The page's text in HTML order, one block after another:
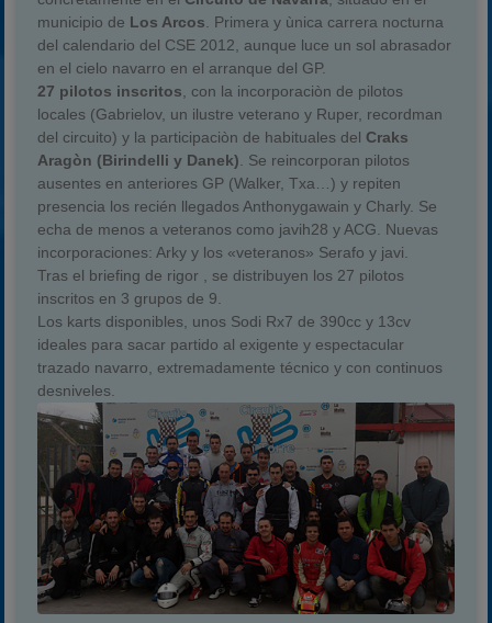
municipio de Los Arcos . Primera y ùnica carrera nocturna
del calendario del CSE 2012, aunque luce un sol abrasador
en el cielo navarro en el arranque del GP.
27 pilotos inscritos , con la incorporaciòn de pilotos
locales (Gabrielov, un ilustre veterano y Ruper, recordman
del circuito) y la participaciòn de habituales delCraks
Aragòn (Birindelli y Danek) . Se reincorporan pilotos
ausentes en anteriores GP (Walker, Txa…) y repiten
presencia los recién llegados Anthonygawain y Charly. Se
echa de menos a veteranos como javih28 y ACG. Nuevas
incorporaciones: Arky y los «veteranos» Serafo y javi.
Tras el briefing de rigor , se distribuyen los 27 pilotos
inscritos en 3 grupos de 9.
Los karts disponibles, unos Sodi Rx7 de 390cc y 13cv
ideales para sacar partido al exigente y espectacular
trazado navarro, extremadamente técnico y con continuos
desniveles.